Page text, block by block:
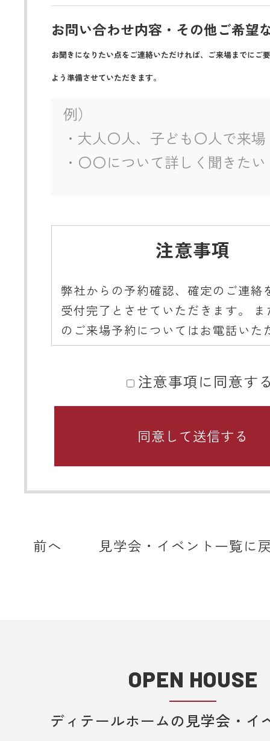
お問い合わせ内容・その他ご希望
お聞きになりたい点をご連絡いただければ、ご来場までにご
よう準備させていただきます。
注意事項
弊社からの予約確認、確定のご連絡
受付完了とさせていただきます。
のご来場予約についてはお電話いた
ようご協力をお願いいたします。
■ 携帯メールアドレスのドメイン
関するお願い
携帯メールのドメイン指定受信や、
をしている場合、当サイトからの予
知などを受信できない場合がありま
ディテールホームからのメールは【
メールを受信いただけるよう設定願
2. 当日ご来場いただきます。
3. 弊社のアンケートにご記入いただ
その際に住所のご記入をお願いいた
注意事項に同意す
前へ 見学会・イベント一覧に
OPEN HOUSE
ディテールホームの見学会・イ